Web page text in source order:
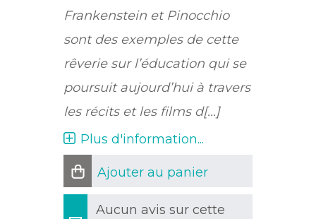
Frankenstein et Pinocchio
sont des exemples de cette
rêverie sur l’éducation qui se
poursuit aujourd’hui à travers
les récits et les films d[...]
Plus d'information...
Ajouter au panier
Aucun avis sur cette